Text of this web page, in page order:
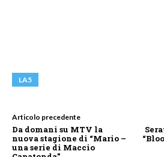
LA5
Articolo precedente
Da domani su MTV la
nuova stagione di “Mario –
una serie di Maccio